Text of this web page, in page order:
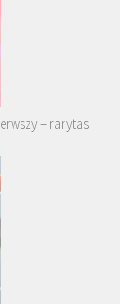
– rarytas